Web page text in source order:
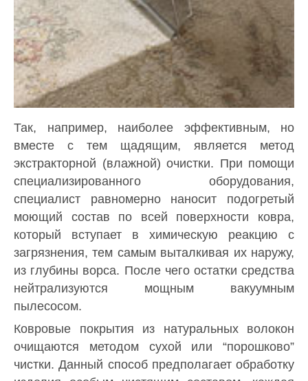
Так, например, наиболее эффективным, но
вместе с тем щадящим, является метод
экстракторной (влажной) очистки. При помощи
специализированного оборудования,
специалист равномерно наносит подогретый
моющий состав по всей поверхности ковра,
который вступает в химическую реакцию с
загрязнения, тем самым выталкивая их наружу,
из глубины ворса. После чего остатки средства
нейтрализуются мощным вакуумным
пылесосом.
Ковровые покрытия из натуральных волокон
очищаются методом сухой или “порошково”
чистки. Данный способ предполагает обработку